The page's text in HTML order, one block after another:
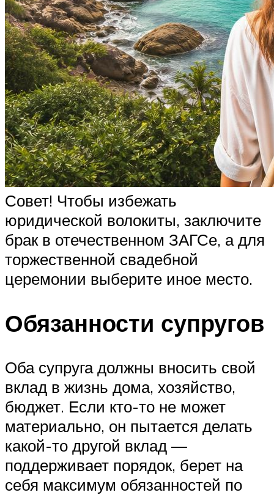
Совет! Чтобы избежать
юридической волокиты, заключите
брак в отечественном ЗАГСе, а для
торжественной свадебной
церемонии выберите иное место.
Обязанности супругов
Оба супруга должны вносить свой
вклад в жизнь дома, хозяйство,
бюджет. Если кто-то не может
материально, он пытается делать
какой-то другой вклад —
поддерживает порядок, берет на
себя максимум обязанностей по